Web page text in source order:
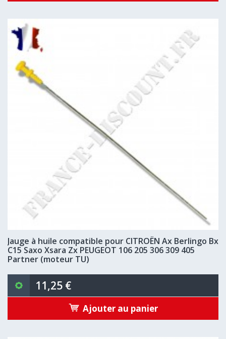
Jauge à huile compatible pour CITROËN Ax Berlingo Bx
C15 Saxo Xsara Zx PEUGEOT 106 205 306 309 405
Partner (moteur TU)
11,25 €
Ajouter au panier